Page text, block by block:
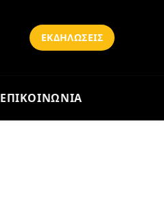
ΕΚΔΗΛΩΣΕΙΣ
ΕΠΙΚΟΙΝΩΝΙΑ